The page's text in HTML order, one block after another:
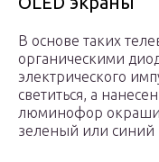
В основе таких
органическими
электрического
светиться, а
люминофор
зеленый или синий